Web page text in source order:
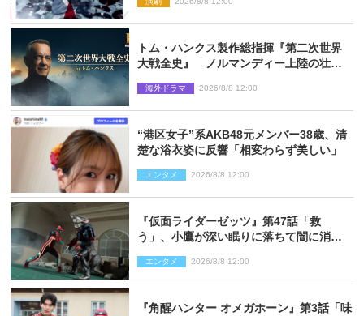
トム・ハンクス製作総指揮『第二次世界
大戦全史』 ノルマンディー上陸の壮絶
海外ドラマ 2026/8/8 12:00
“港区女子”系AKB48元メンバー38歳、清
楚な浴衣姿に反響「相変わらず美しい」
エンタメ 2026/8/8 12:00
『仮面ライダーゼッツ』第47話「救
う」、小鷹が深い眠りに落ちて闇に消え
エンタメ 2026/8/8 12:00
『角醒ハンター オメガホーン』第3話「味